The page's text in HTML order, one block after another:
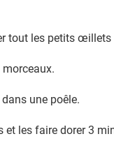
tout les petits
morceaux.
une poêle.
et les faire dorer 3